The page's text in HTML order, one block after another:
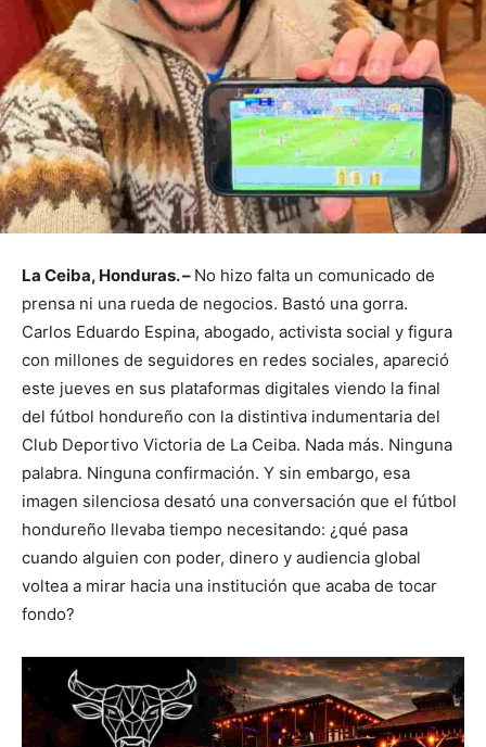
La Ceiba, Honduras. – No hizo falta un comunicado de
prensa ni una rueda de negocios. Bastó una gorra.
Carlos Eduardo Espina, abogado, activista social y figura
con millones de seguidores en redes sociales, apareció
este jueves en sus plataformas digitales viendo la final
del fútbol hondureño con la distintiva indumentaria del
Club Deportivo Victoria de La Ceiba. Nada más. Ninguna
palabra. Ninguna confirmación. Y sin embargo, esa
imagen silenciosa desató una conversación que el fútbol
hondureño llevaba tiempo necesitando: ¿qué pasa
cuando alguien con poder, dinero y audiencia global
voltea a mirar hacia una institución que acaba de tocar
fondo?